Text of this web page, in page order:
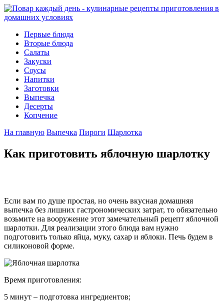
Первые блюда
Вторые блюда
Салаты
Закуски
Соусы
Напитки
Заготовки
Выпечка
Десерты
Копчение
На главную Выпечка Пироги Шарлотка
Как приготовить яблочную шарлотку
Если вам по душе простая, но очень вкусная домашняя
выпечка без лишних гастрономических затрат, то обязательно
возьмите на вооружение этот замечательный рецепт яблочной
шарлотки. Для реализации этого блюда вам нужно
подготовить только яйца, муку, сахар и яблоки. Печь будем в
силиконовой форме.
Время приготовления:
5 минут – подготовка ингредиентов;